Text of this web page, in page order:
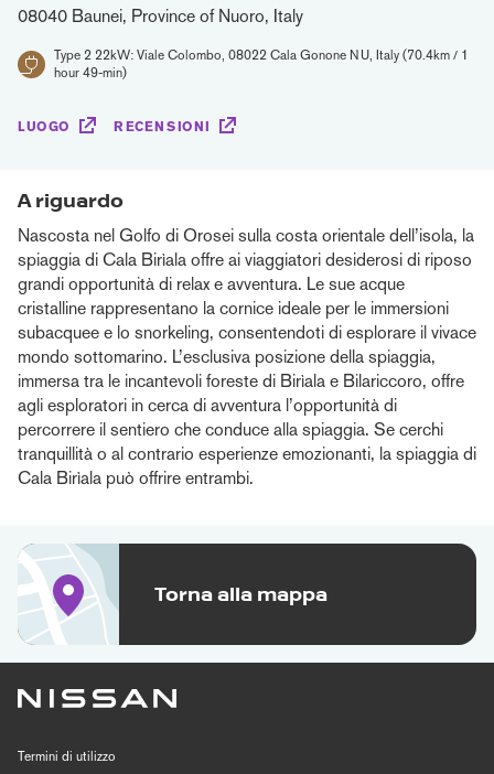
08040 Baunei, Province of Nuoro, Italy
Type 2 22kW: Viale Colombo, 08022 Cala Gonone NU, Italy (70.4km / 1
hour 49-min)
LUOGO RECENSIONI
A riguardo
Nascosta nel Golfo di Orosei sulla costa orientale dell’isola, la
spiaggia di Cala Birìala offre ai viaggiatori desiderosi di riposo
grandi opportunità di relax e avventura. Le sue acque
cristalline rappresentano la cornice ideale per le immersioni
subacquee e lo snorkeling, consentendoti di esplorare il vivace
mondo sottomarino. L’esclusiva posizione della spiaggia,
immersa tra le incantevoli foreste di Birìala e Bilariccoro, offre
agli esploratori in cerca di avventura l’opportunità di
percorrere il sentiero che conduce alla spiaggia. Se cerchi
tranquillità o al contrario esperienze emozionanti, la spiaggia di
Cala Birìala può offrire entrambi.
Torna alla mappa
Termini di utilizzo